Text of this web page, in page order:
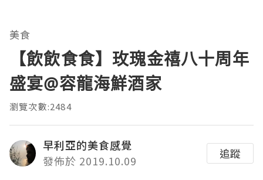
美食
【飲飲食食】玫瑰金禧八十周年
盛宴@容龍海鮮酒家
瀏覽次數:2484
早利亞的美食感覺
發佈於 2019.10.09
追蹤